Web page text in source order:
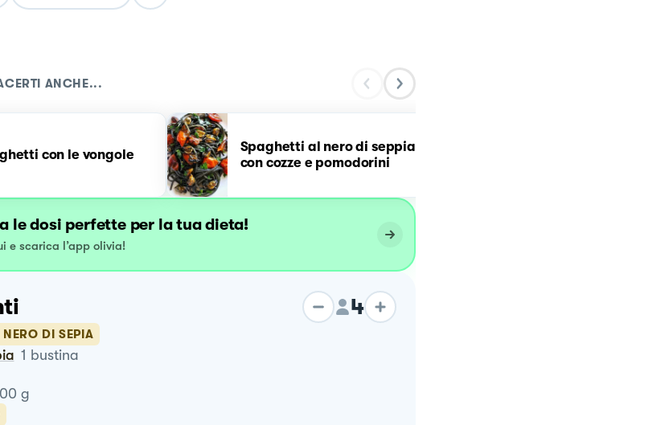
ANCHE...
con le vongole
Spaghetti al nero di seppia
con cozze e pomodorini
le dosi perfette per la tua dieta!
e scarica l’app olivia!
4
DI SEPIA
1 bustina
g